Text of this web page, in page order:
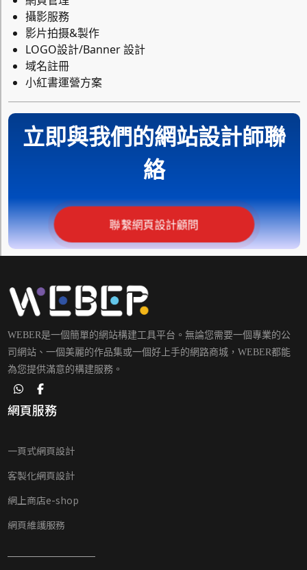
攝影服務
影片拍摄&製作
LOGO設計/Banner 設計
域名註冊
小紅書運營方案
立即與我們的網站設計師聯
絡
聯繫網頁設計顧問
WEBER是一個簡單的網站構建工具平台。無論您需要一個專業的公
司網站、一個美麗的作品集或一個好上手的網路商城，WEBER都能
為您提供滿意的構建服務。
網頁服務
一頁式網頁設計
客製化網頁設計
網上商店e-shop
網頁維護服務